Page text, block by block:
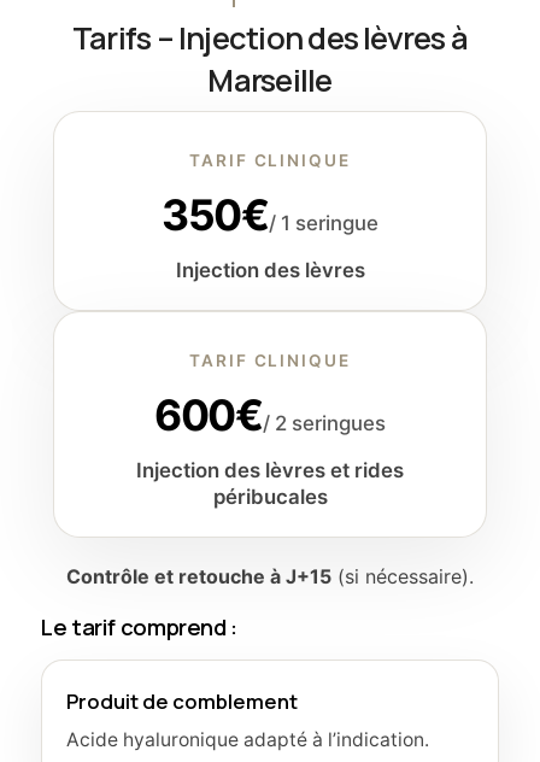
Tarifs – Injection des lèvres à
Marseille
TARIF CLINIQUE
350€/ 1 seringue
Injection des lèvres
TARIF CLINIQUE
600€/ 2 seringues
Injection des lèvres et rides
péribucales
Contrôle et retouche à J+15 (si nécessaire).
Le tarif comprend :
Produit de comblement
Acide hyaluronique adapté à l’indication.